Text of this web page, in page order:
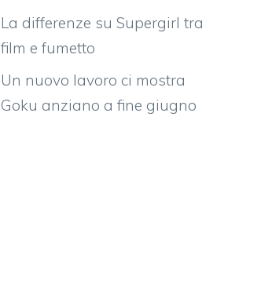
La differenze su Supergirl tra
film e fumetto
Un nuovo lavoro ci mostra
Goku anziano a fine giugno